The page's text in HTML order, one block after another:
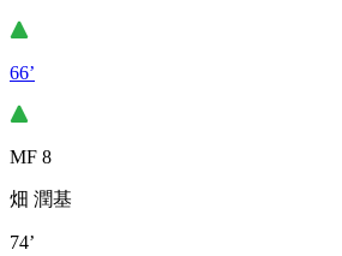
66’
MF 8
畑 潤基
74’